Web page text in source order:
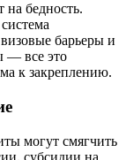
на бедность.
барьеры и
— все это
к закреплению.
могут смягчить
субсидии на